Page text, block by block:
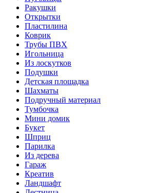
Ракушки
Открытки
Пластилина
Коврик
Трубы ПВХ
Игольница
Из лоскутков
Подушки
Детская площадка
Шахматы
Подручный материал
Тумбочка
Мини домик
Букет
Шприц
Парилка
Из дерева
Гараж
Креатив
Ландшафт